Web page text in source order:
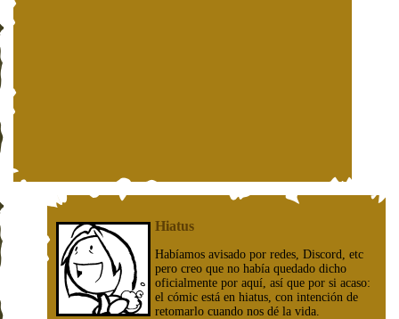
Hiatus
Habíamos avisado por redes, Discord, etc
pero creo que no había quedado dicho
oficialmente por aquí, así que por si acaso:
el cómic está en hiatus, con intención de
retomarlo cuando nos dé la vida.